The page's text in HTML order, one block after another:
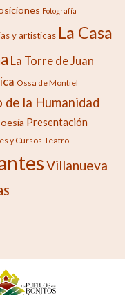
Fotografía
y artisticas La Casa
La Torre de Juan
Ossa de Montiel
de la Humanidad
Presentación
y Cursos Teatro
Villanueva